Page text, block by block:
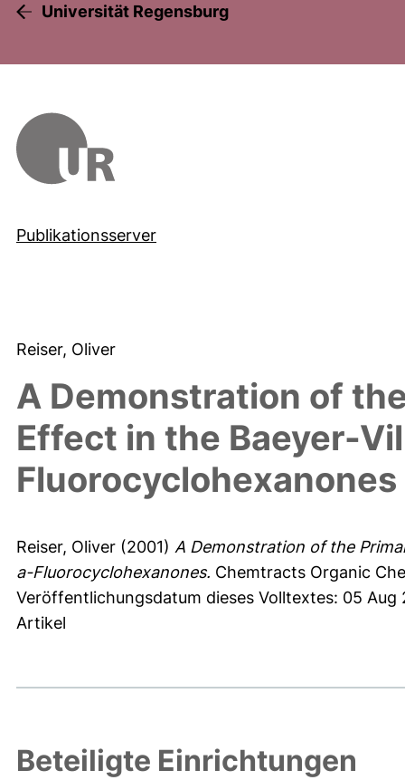
Universität Regensburg
Publikationsserver
Reiser, Oliver
A Demonstration of
Effect in the Baeyer-
Fluorocyclohexanones
Reiser, Oliver (2001) A Demonstration of the
a-Fluorocyclohexanones. Chemtracts Organic
Veröffentlichungsdatum dieses Volltextes: 05 Aug
Artikel
Beteiligte Einrichtungen